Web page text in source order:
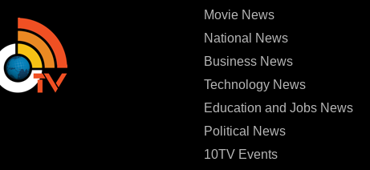
Movie News
National News
Business News
Technology News
Education and Jobs News
Political News
10TV Events